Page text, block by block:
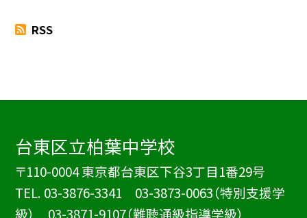
RSS
台東区立柏葉中学校
〒110-0004 東京都台東区下谷3丁目1番29号
TEL. 03-3876-3341 03-3873-0063（特別支援学
級） 03-3871-9107（難聴通級指導学級）